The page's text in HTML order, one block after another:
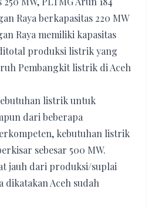
Raya berkapasitas 220 MW
Raya memiliki kapasitas
produksi listrik yang
Pembangkit listrik di Aceh
listrik untuk
dari beberapa
kebutuhan listrik
sebesar 500 MW.
jauh dari produksi/suplai
dikatakan Aceh sudah